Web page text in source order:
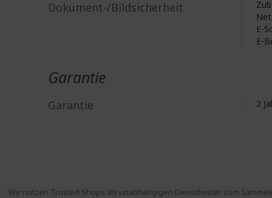
Dokument-/Bildsicherheit
E-
E-
Garantie
Garantie 2
Wir nutzen Trusted Shops als unabhängigen Dienstleister zum